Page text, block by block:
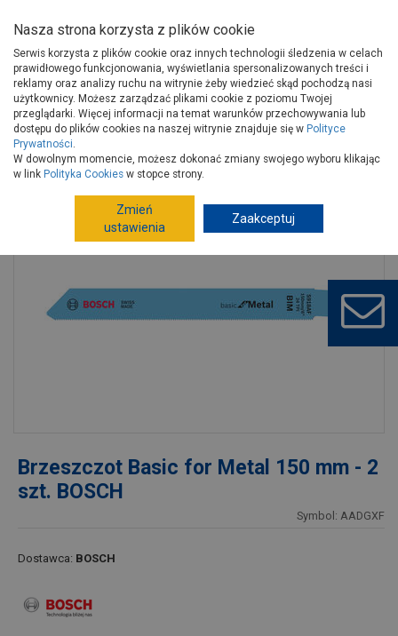
Strona główna Narzędzia
Elektronarzędzia, osprzęt
Akcesoria do elektronarzędzi
Brzeszczoty
Brzeszczot Basic for Metal 150 mm - 2 szt. BOSCH
Brzeszczot Basic for Metal 150 mm - 2
szt. BOSCH
Symbol: AADGXF
Dostawca: BOSCH
Nasza strona korzysta z plików cookie
Serwis korzysta z plików cookie oraz innych technologii śledzenia w celach
prawidłowego funkcjonowania, wyświetlania spersonalizowanych treści i
reklamy oraz analizy ruchu na witrynie żeby wiedzieć skąd pochodzą nasi
użytkownicy. Możesz zarządzać plikami cookie z poziomu Twojej
przeglądarki. Więcej informacji na temat warunków przechowywania lub
dostępu do plików cookies na naszej witrynie znajduje się w Polityce
Prywatności.
W dowolnym momencie, możesz dokonać zmiany swojego wyboru klikając
w link Polityka Cookies w stopce strony.
Zmień
ustawienia
Zaakceptuj